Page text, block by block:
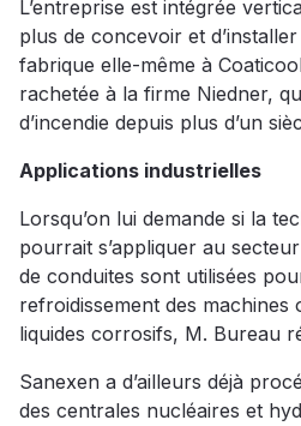
L’entreprise est intégrée
plus de concevoir et
fabrique elle-même à
rachetée à la firme Niedner,
d’incendie depuis plus d’un
Applications industrielles
Lorsqu’on lui demande si la
pourrait s’appliquer au
de conduites sont utilisées
refroidissement des machines
liquides corrosifs, M. Bureau
Sanexen a d’ailleurs déjà
des centrales nucléaires et